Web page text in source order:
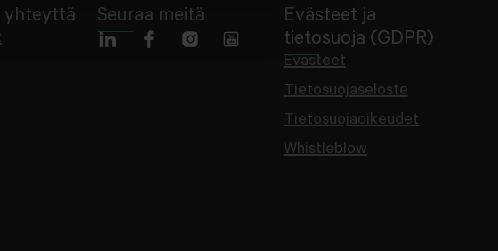
yhteyttä Seuraa meitä
Evästeet ja
tietosuoja (GDPR)
Evästeet
Tietosuojaseloste
Tietosuojaoikeudet
Whistleblow